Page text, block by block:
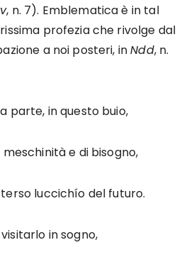
, n. 7). Emblematica è in tal
profezia che rivolge dal
a noi posteri, inNdd, n.
parte, in questo buio,
e di bisogno,
luccichío del futuro.
in sogno,